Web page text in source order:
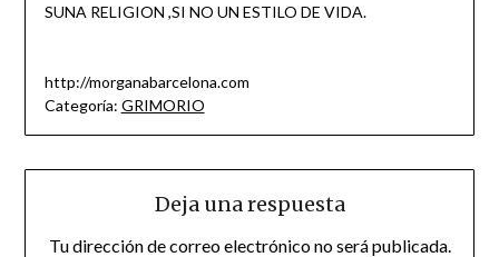
SUNA RELIGION ,SI NO UN ESTILO DE VIDA.
http://morganabarcelona.com
Categoría: GRIMORIO
Deja una respuesta
Tu dirección de correo electrónico no será publicada.